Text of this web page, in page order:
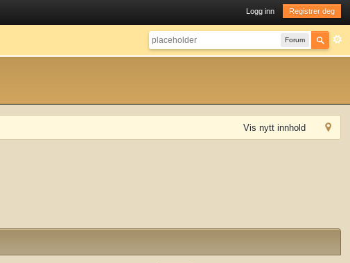
Logg inn Registrer deg
Forum
Vis nytt innhold